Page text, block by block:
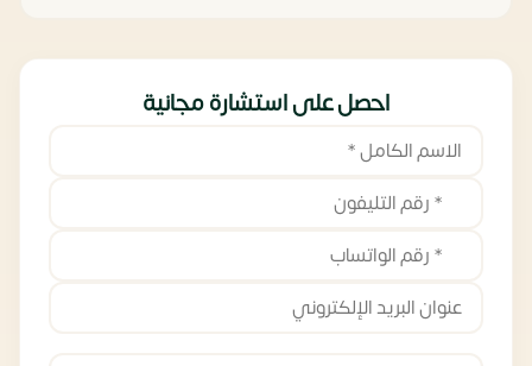
احصل على استشارة مجانية